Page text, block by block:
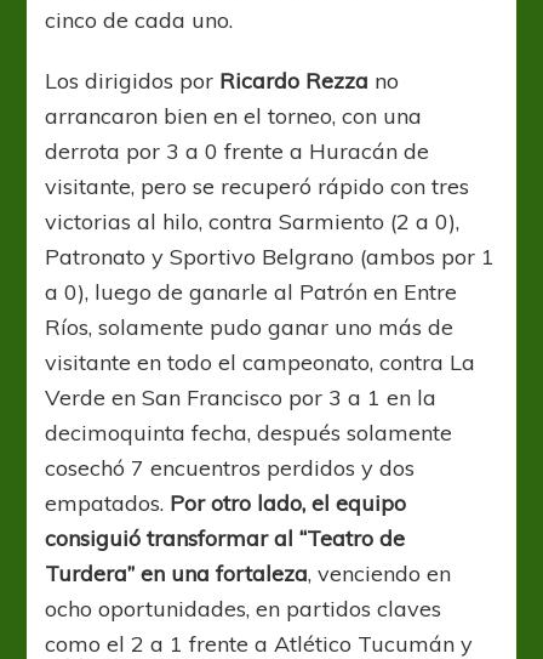
cinco de cada uno.
Los dirigidos por Ricardo Rezza no
arrancaron bien en el torneo, con una
derrota por 3 a 0 frente a Huracán de
visitante, pero se recuperó rápido con tres
victorias al hilo, contra Sarmiento (2 a 0),
Patronato ySportivo Belgrano (ambos por 1
a 0), luego de ganarle al Patrón en Entre
Ríos, solamente pudo ganar uno más de
visitante en todo el campeonato, contra La
Verde en San Francisco por 3 a 1 en la
decimoquinta fecha, después solamente
cosechó 7 encuentros perdidos y dos
empatados. Por otro lado, el equipo
consiguió transformar al “Teatro de
Turdera” en una fortaleza, venciendo en
ocho oportunidades, en partidos claves
como el 2 a 1 frente a Atlético Tucumán y